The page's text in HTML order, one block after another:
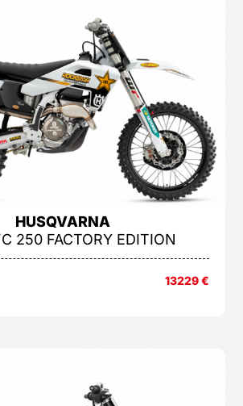
HUSQVARNA
250 FACTORY EDITION
13229€